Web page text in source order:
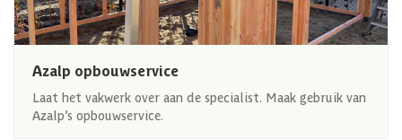
Azalp opbouwservice
Laat het vakwerk over aan de specialist. Maak gebruik van
Azalp’s opbouwservice.